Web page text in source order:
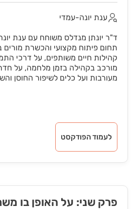
ענת יונה-עמדי
ד"ר יונתן מנדלס משוחח עם ענת
תחום פיתוח מקצועי והכשרת
קהילות חיים משותפים, על דרכי
מורכב בקהילה בזמן מלחמה, על
מעורבות ועל כלים לשיפור החוסן
לעמוד הפודקסט
פרק שני: על האופן בו